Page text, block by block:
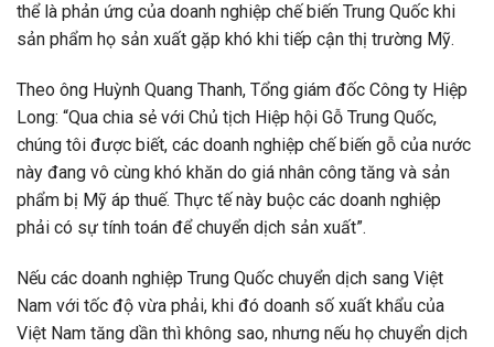
thể là phản ứng của doanh nghiệp chế biến Trung Quốc khi
sản phẩm họ sản xuất gặp khó khi tiếp cận thị trường Mỹ.
Theo ông Huỳnh Quang Thanh, Tổng giám đốc Công ty Hiệp
Long: “Qua chia sẻ với Chủ tịch Hiệp hội Gỗ Trung Quốc,
chúng tôi được biết, các doanh nghiệp chế biến gỗ của nước
này đang vô cùng khó khăn do giá nhân công tăng và sản
phẩm bị Mỹ áp thuế. Thực tế này buộc các doanh nghiệp
phải có sự tính toán để chuyển dịch sản xuất”.
Nếu các doanh nghiệp Trung Quốc chuyển dịch sang Việt
Nam với tốc độ vừa phải, khi đó doanh số xuất khẩu của
Việt Nam tăng dần thì không sao, nhưng nếu họ chuyển dịch